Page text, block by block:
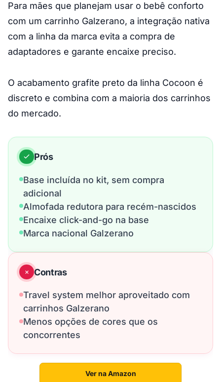
Para mães que planejam usar o bebê conforto
com um carrinho Galzerano, a integração nativa
com a linha da marca evita a compra de
adaptadores e garante encaixe preciso.
O acabamento grafite preto da linha Cocoon é
discreto e combina com a maioria dos carrinhos
do mercado.
Prós
Base incluída no kit, sem compra
adicional
Almofada redutora para recém-nascidos
Encaixe click-and-go na base
Marca nacional Galzerano
Contras
Travel system melhor aproveitado com
carrinhos Galzerano
Menos opções de cores que os
concorrentes
Ver na Amazon